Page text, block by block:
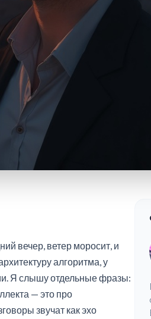
вечер, ветер моросит, и
алгоритма, у
Я слышу отдельные фразы:
— это про
звучат как эхо